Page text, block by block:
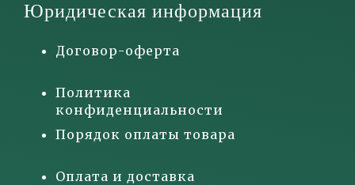
Юридическая информация
Договор-оферта
Политика
конфиденциальности
Порядок оплаты товара
Оплата и доставка